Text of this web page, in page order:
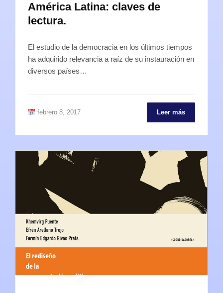
América Latina: claves de
lectura.
El estudio de la democracia en los últimos tiempos
ha adquirido relevancia a raíz de su instauración en
diversos países…
febrero 8, 2017 Leer más